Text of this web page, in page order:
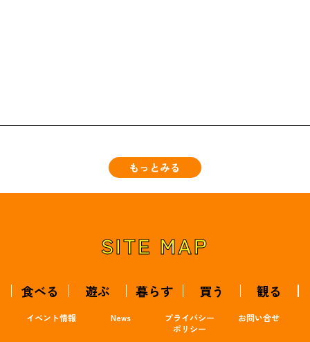
もっとみる
SITE MAP
食べる 遊ぶ 暮らす 買う 観る
イベント情報 News
プライバシー
ポリシー
お問い合せ